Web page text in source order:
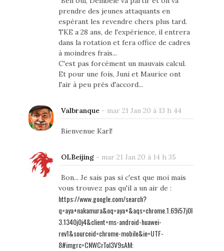
prendre des jeunes attaquants en
espérant les revendre chers plus tard.
TKE a 28 ans, de l'expérience, il entrera
dans la rotation et fera office de cadres
à moindres frais...
C'est pas forcément un mauvais calcul.
Et pour une fois, Juni et Maurice ont
l'air à peu près d'accord...
Valbranque- mar 21 Jan 20 à 13 h 44
Bienvenue Karl!
OLBeijing- mar 21 Jan 20 à 14 h 35
Bon... Je sais pas si c'est que moi mais
vous trouvez pas qu'il a un air de :
https://www.google.com/search?
q=aya+nakamura&oq=aya+&aqs=chrome.1.69i57j0l
3.1340j0j4&client=ms-android-huawei-
rev1&sourceid=chrome-mobile&ie=UTF-
8#imgrc=CNWCrTol3V9sAM: